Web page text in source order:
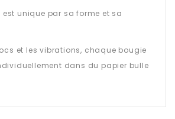
unique par sa forme et sa
et les vibrations, chaque bougie
dans du papier bulle